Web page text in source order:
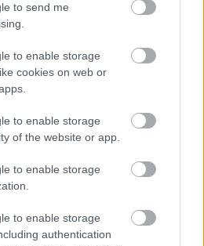
to send me
to enable storage
cookies on web or
to enable storage
of the website or app.
to enable storage
to enable storage
authentication
Hírek
Dzsudzsák szerint jó előjel
kupamérkőzést játszik a DVSC.